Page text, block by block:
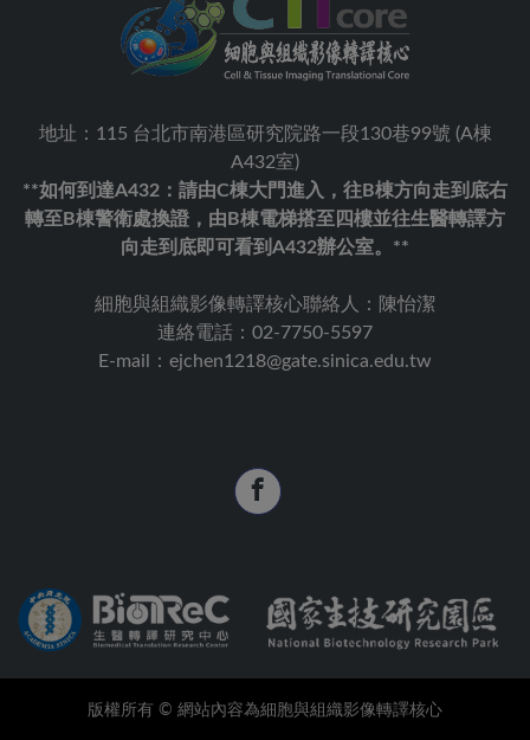
地址：115 台北市南港區研究院路一段130巷99號 (A棟
A432室)
**如何到達A432：請由C棟大門進入，往B棟方向走到底右
轉至B棟警衛處換證，由B棟電梯搭至四樓並往生醫轉譯方
向走到底即可看到A432辦公室。**
細胞與組織影像轉譯核心聯絡人：陳怡潔
連絡電話：02-7750-5597
E-mail：ejchen1218@gate.sinica.edu.tw
版權所有 © 網站內容為細胞與組織影像轉譯核心